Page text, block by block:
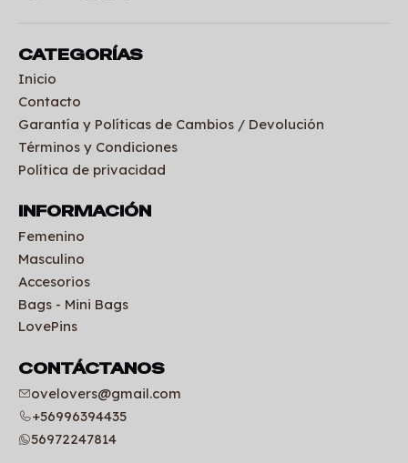
CATEGORÍAS
Inicio
Contacto
Garantía y Políticas de Cambios / Devolución
Términos y Condiciones
Política de privacidad
INFORMACIÓN
Femenino
Masculino
Accesorios
Bags - Mini Bags
LovePins
CONTÁCTANOS
ovelovers@gmail.com
+56996394435
56972247814